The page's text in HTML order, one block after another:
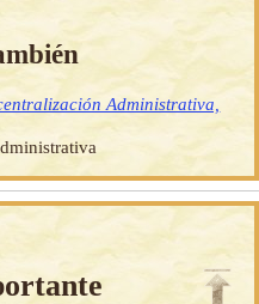
Administrativa,